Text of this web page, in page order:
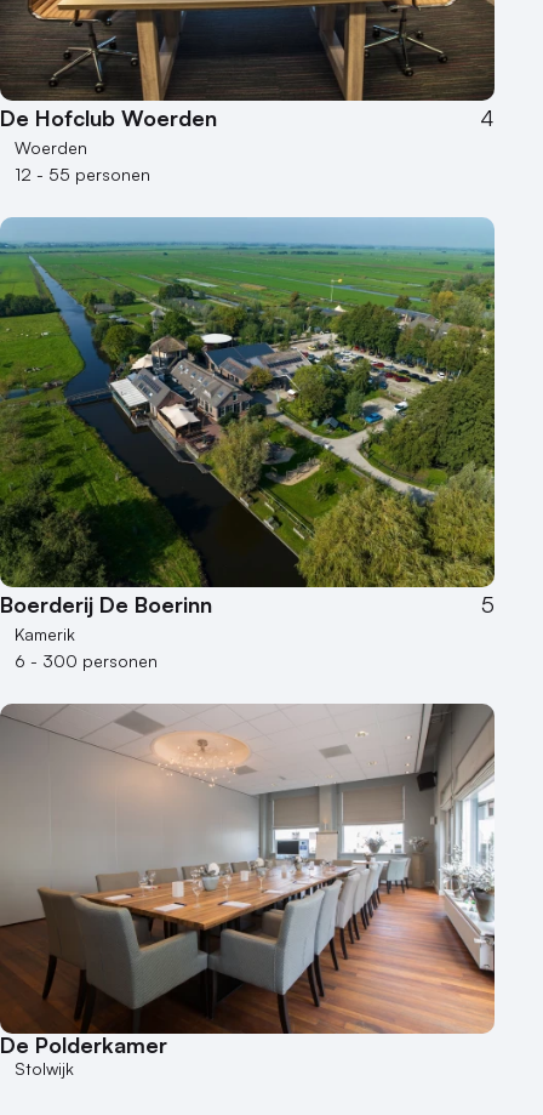
De Hofclub Woerden 4
Woerden
12 - 55 personen
Boerderij De Boerinn 5
Kamerik
6 - 300 personen
De Polderkamer
Stolwijk